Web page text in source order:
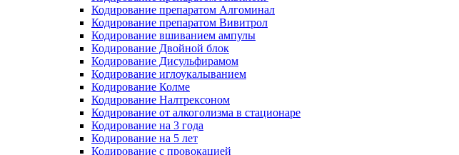
Кодирование препаратом Алгоминал
Кодирование препаратом Вивитрол
Кодирование вшиванием ампулы
Кодирование Двойной блок
Кодирование Дисульфирамом
Кодирование иглоукалыванием
Кодирование Колме
Кодирование Налтрексоном
Кодирование от алкоголизма в стационаре
Кодирование на 3 года
Кодирование на 5 лет
Кодирование с провокацией